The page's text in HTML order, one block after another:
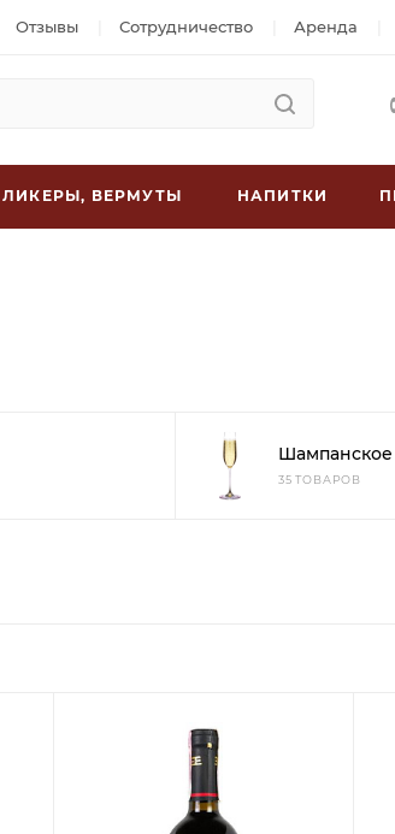
Отзывы Сотрудничество Аренда
ЛИКЕРЫ, ВЕРМУТЫ НАПИТКИ
Шампанское
35 ТОВАРОВ